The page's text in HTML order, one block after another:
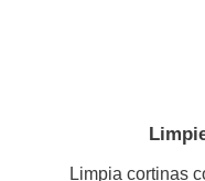
Limpia cortinas